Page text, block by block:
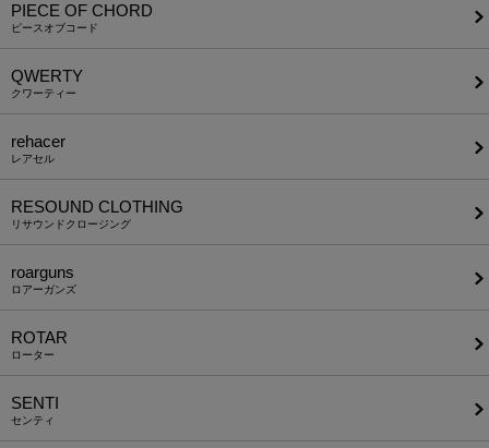
PIECE OF CHORD
ピースオブコード
QWERTY
クワーティー
rehacer
レアセル
RESOUND CLOTHING
リサウンドクロージング
roarguns
ロアーガンズ
ROTAR
ローター
SENTI
センティ